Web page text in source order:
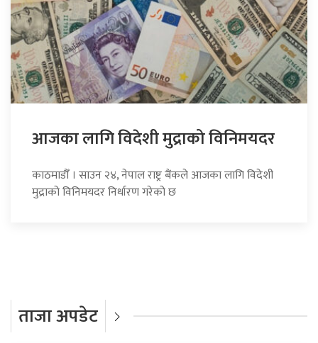
आजका लागि विदेशी मुद्राको विनिमयदर
काठमाडौँ । साउन २४, नेपाल राष्ट्र बैंकले आजका लागि विदेशी
मुद्राको विनिमयदर निर्धारण गरेको छ
ताजा अपडेट